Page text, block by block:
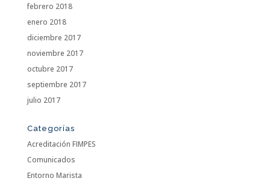
febrero 2018
enero 2018
diciembre 2017
noviembre 2017
octubre 2017
septiembre 2017
julio 2017
Categorías
Acreditación FIMPES
Comunicados
Entorno Marista